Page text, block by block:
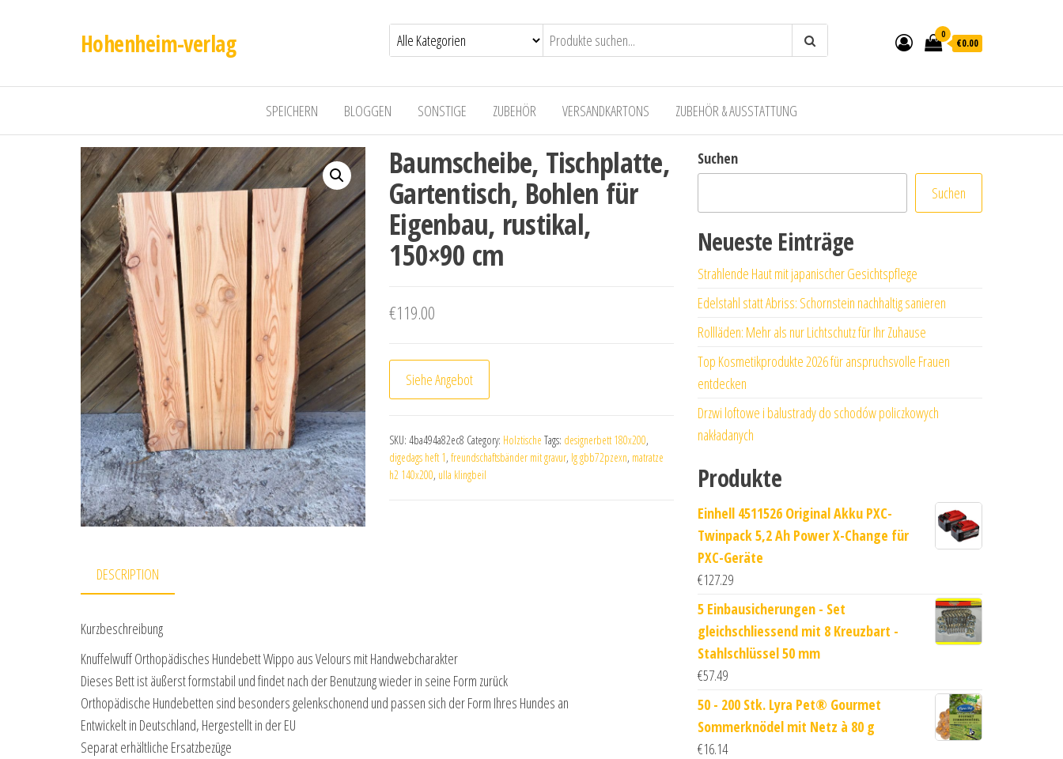
Hohenheim-verlag 0
€0.00
SPEICHERN BLOGGEN SONSTIGE ZUBEHÖR VERSANDKARTONS ZUBEHÖR & AUSSTATTUNG
Baumscheibe, Tischplatte,
Gartentisch, Bohlen für
Eigenbau, rustikal,
150×90 cm
€119.00
Siehe Angebot
SKU: 4ba494a82ec8 Category: Holztische Tags: designerbett 180x200,
digedags heft 1, freundschaftsbänder mit gravur, lg gbb72pzexn, matratze
h2 140x200, ulla klingbeil
DESCRIPTION
Kurzbeschreibung
Knuffelwuff Orthopädisches Hundebett Wippo aus Velours mit Handwebcharakter
Dieses Bett ist äußerst formstabil und findet nach der Benutzung wieder in seine Form zurück
Orthopädische Hundebetten sind besonders gelenkschonend und passen sich der Form Ihres Hundes an
Entwickelt in Deutschland, Hergestellt in der EU
Separat erhältliche Ersatzbezüge
Suchen
Suchen
Neueste Einträge
Strahlende Haut mit japanischer Gesichtspflege
Edelstahl statt Abriss: Schornstein nachhaltig sanieren
Rollläden: Mehr als nur Lichtschutz für Ihr Zuhause
Top Kosmetikprodukte 2026 für anspruchsvolle Frauen
entdecken
Drzwi loftowe i balustrady do schodów policzkowych
nakładanych
Produkte
Einhell 4511526 Original Akku PXC-
Twinpack 5,2 Ah Power X-Change für
PXC-Geräte
€127.29
5 Einbausicherungen - Set
gleichschliessend mit 8 Kreuzbart -
Stahlschlüssel 50 mm
€57.49
50 - 200 Stk. Lyra Pet® Gourmet
Sommerknödel mit Netz à 80 g
€16.14